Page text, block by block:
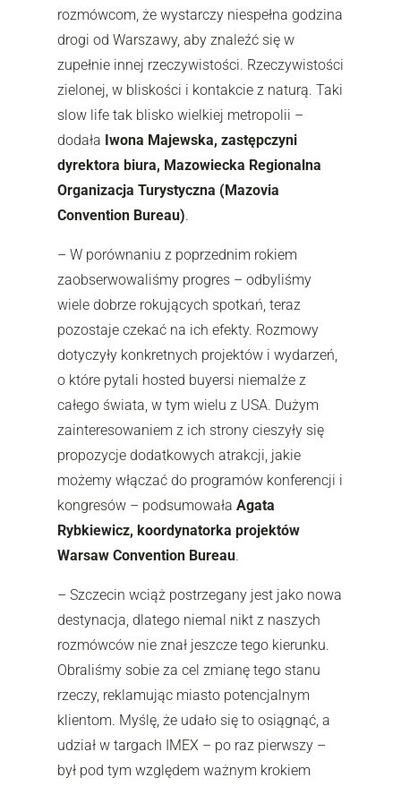
rozmówcom, że wystarczy niespełna godzina
drogi od Warszawy, aby znaleźć się w
zupełnie innej rzeczywistości. Rzeczywistości
zielonej, w bliskości i kontakcie z naturą. Taki
slow life tak blisko wielkiej metropolii –
dodała Iwona Majewska, zastępczyni
dyrektora biura, Mazowiecka Regionalna
Organizacja Turystyczna (Mazovia
Convention Bureau).
– W porównaniu z poprzednim rokiem
zaobserwowaliśmy progres – odbyliśmy
wiele dobrze rokujących spotkań, teraz
pozostaje czekać na ich efekty. Rozmowy
dotyczyły konkretnych projektów i wydarzeń,
o które pytali hosted buyersi niemalże z
całego świata, w tym wielu z USA. Dużym
zainteresowaniem z ich strony cieszyły się
propozycje dodatkowych atrakcji, jakie
możemy włączać do programów konferencji i
kongresów – podsumowała Agata
Rybkiewicz, koordynatorka projektów
Warsaw Convention Bureau.
– Szczecin wciąż postrzegany jest jako nowa
destynacja, dlatego niemal nikt z naszych
rozmówców nie znał jeszcze tego kierunku.
Obraliśmy sobie za cel zmianę tego stanu
rzeczy, reklamując miasto potencjalnym
klientom. Myślę, że udało się to osiągnąć, a
udział w targach IMEX – po raz pierwszy –
był pod tym względem ważnym krokiem